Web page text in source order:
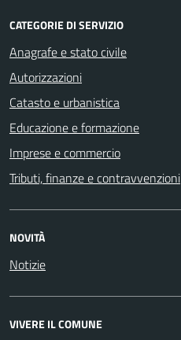
CATEGORIE DI SERVIZIO
Anagrafe e stato civile
Autorizzazioni
Catasto e urbanistica
Educazione e formazione
Imprese e commercio
Tributi, finanze e contravvenzioni
NOVITÀ
Notizie
VIVERE IL COMUNE